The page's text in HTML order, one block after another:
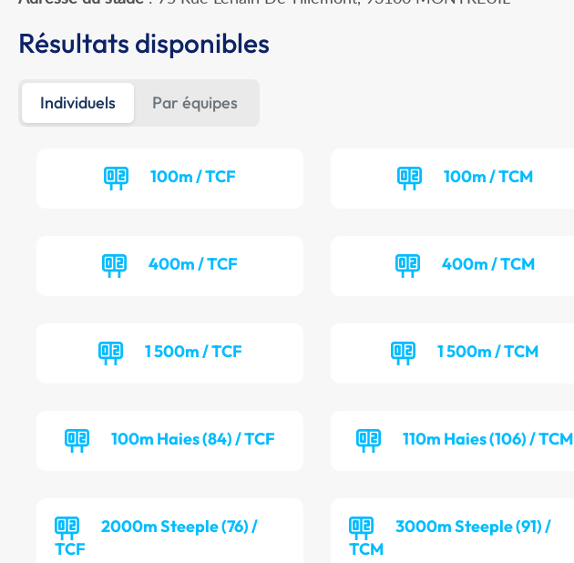
Résultats disponibles
Individuels Par équipes
100m / TCF 100m / TCM
400m / TCF 400m / TCM
1 500m / TCF 1 500m / TCM
100m Haies (84) / TCF 110m Haies (106) / TCM
2000m Steeple (76) /
TCF
3000m Steeple (91) /
TCM